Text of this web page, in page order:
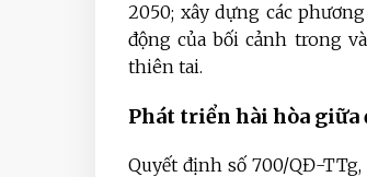
2050; xây dựng các
động của bối cảnh trong
thiên tai.
Phát triển hài hòa
Quyết định số 700/QĐ-